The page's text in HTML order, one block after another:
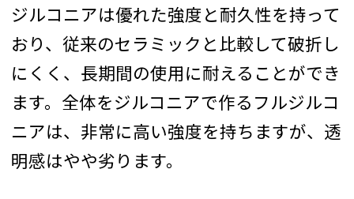
ジルコニアは優れた強度と耐久性を持って
おり、従来のセラミックと比較して破折し
にくく、長期間の使用に耐えることができ
ます。全体をジルコニアで作るフルジルコ
ニアは、非常に高い強度を持ちますが、透
明感はやや劣ります。